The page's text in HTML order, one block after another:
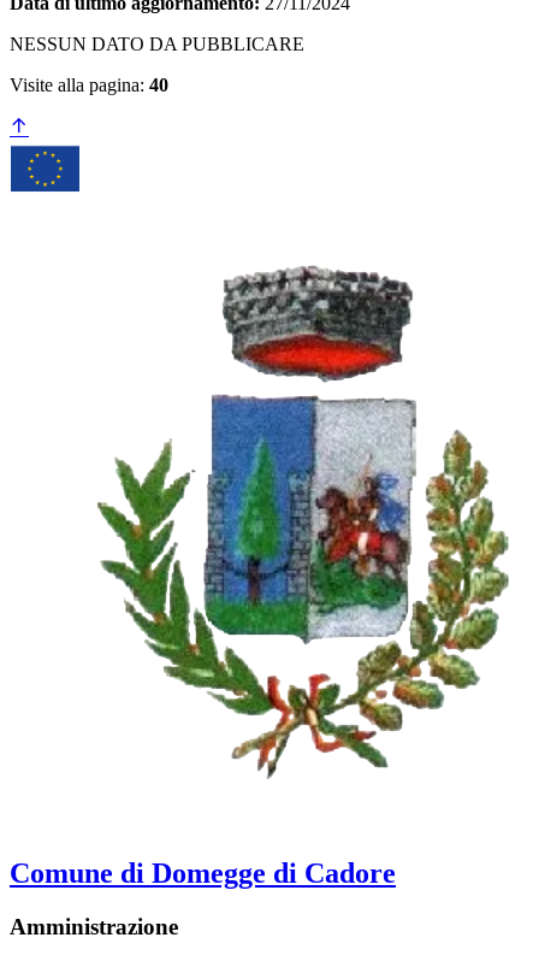
NESSUN DATO DA PUBBLICARE
Visite alla pagina: 40
Comune di Domegge di Cadore
Amministrazione